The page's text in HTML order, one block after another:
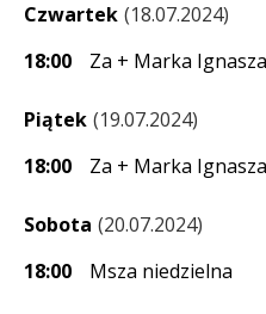
Czwartek 18.07.2024
18:00
Za + Marka
Piątek 19.07.2024
18:00
Za + Marka
Sobota 20.07.2024
18:00
Msza niedzielna